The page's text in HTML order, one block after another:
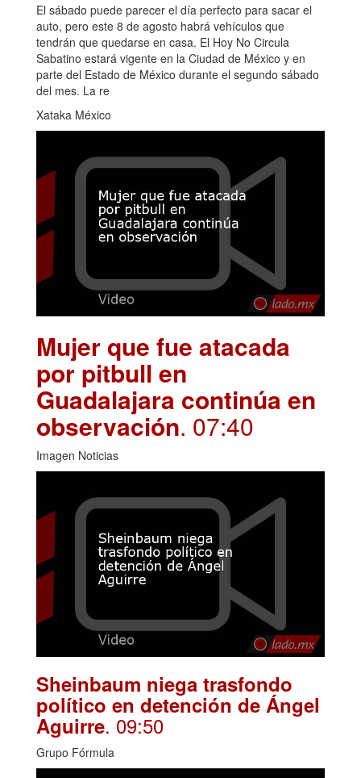
El sábado puede parecer el día perfecto para sacar el
auto, pero este 8 de agosto habrá vehículos que
tendrán que quedarse en casa. El Hoy No Circula
Sabatino estará vigente en la Ciudad de México y en
parte del Estado de México durante el segundo sábado
del mes. La re
Xataka México
Mujer que fue atacada
por pitbull en
Guadalajara continúa en
observación. 07:40
Imagen Noticias
Sheinbaum niega trasfondo
político en detención de Ángel
Aguirre. 09:50
Grupo Fórmula